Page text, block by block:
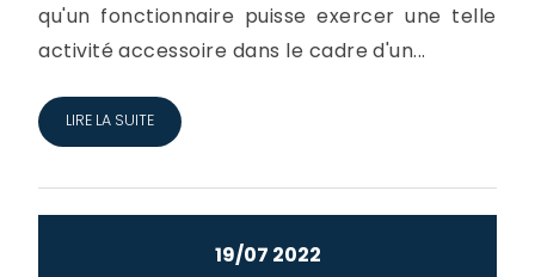
qu'un fonctionnaire puisse exercer une telle
activité accessoire dans le cadre d'un...
LIRE LA SUITE
19/07 2022